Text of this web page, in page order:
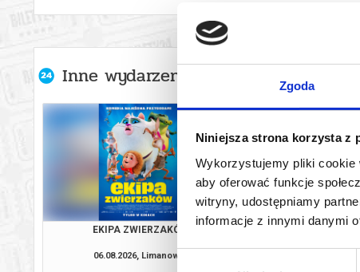
Zgoda
Niniejsza strona korzysta z
Wykorzystujemy pliki cookie
aby oferować funkcje
witryny, udostępniamy
informacje z innymi danymi
Wybór
Inne wydarzenia organizatora
EKIPA ZWIERZAKÓW
06.08.2026, Limanowa
VAIANA 2D